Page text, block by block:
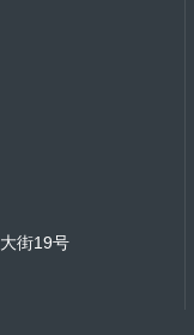
街19号